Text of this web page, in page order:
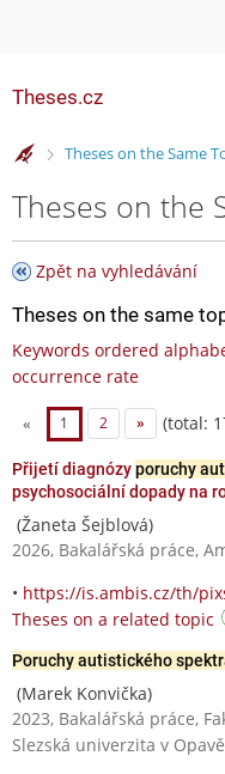
Theses.cz
>
Theses on the Same
Theses on the
Zpět na vyhledávání
Theses on the same
Keywords ordered
occurrence rate
« 1 2 » (total:
Přijetí diagnózyporuchy
psychosociální dopady na
(Žaneta Šejblová)
2026, Bakalářská práce,
• https://is.ambis.cz/th/
Theses on a related topic
Poruchy autistického
(Marek Konvička)
2023, Bakalářská práce,
Slezská univerzita v Opavě